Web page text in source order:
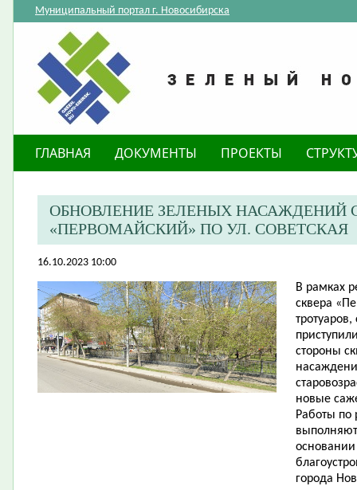
Муниципальный портал г. Новосибирска
ГЛАВНАЯ ДОКУМЕНТЫ ПРОЕКТЫ
ОБНОВЛЕНИЕ ЗЕЛЕНЫХ НАСАЖДЕНИЙ
«ПЕРВОМАЙСКИЙ» ПО УЛ. СОВЕТСКАЯ
16.10.2023 10:00
​В рамках
сквера
стороны
новые
Работы по
города